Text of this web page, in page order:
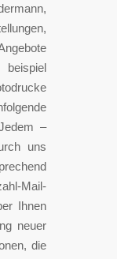
–
uns
Mail-
Ihnen
neuer
die